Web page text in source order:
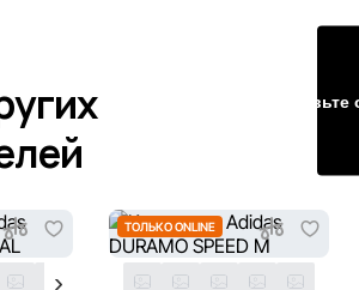
проверяет и обновляет
чтобы своевременно выявлять и
ТОЛЬКО ONLINE
Оставьте